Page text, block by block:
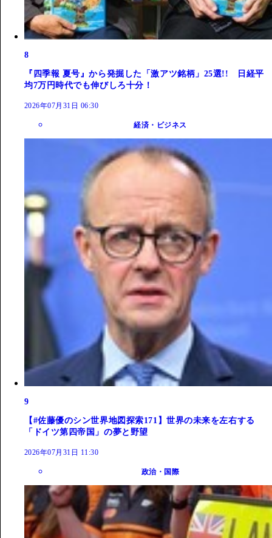
8
『四季報 夏号』から発掘した「激アツ銘柄」25選!! 日経平
均7万円時代でも伸びしろ十分！
2026年07月31日 06:30
経済・ビジネス
9
【#佐藤優のシン世界地図探索171】世界の未来を左右する
「ドイツ第四帝国」の夢と野望
2026年07月31日 11:30
政治・国際